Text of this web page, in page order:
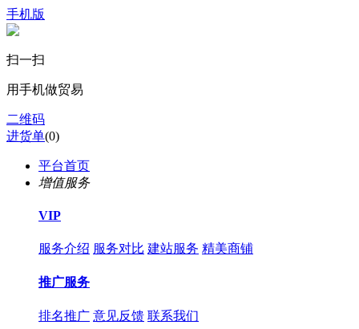
手机版
扫一扫
用手机做贸易
二维码
进货单(0)
平台首页
增值服务
VIP
服务介绍 服务对比 建站服务 精美商铺
推广服务
排名推广 意见反馈 联系我们